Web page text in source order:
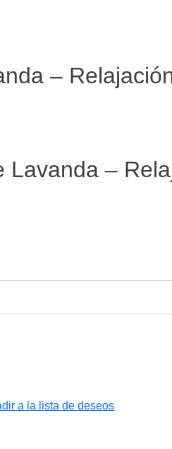
–
Lavanda –
a la lista de deseos